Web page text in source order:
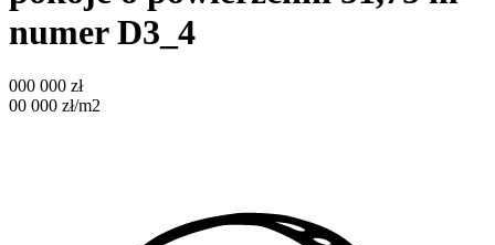
numer D3_4
000 000 zł
00 000 zł/m2